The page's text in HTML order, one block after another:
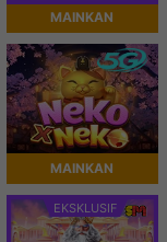
MAINKAN
MAINKAN
EKSKLUSIF